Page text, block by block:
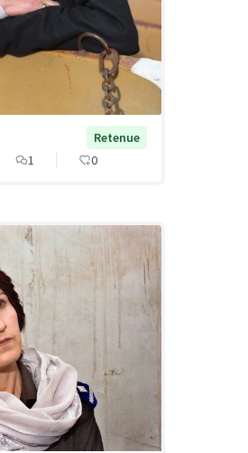
Retenue
1 0